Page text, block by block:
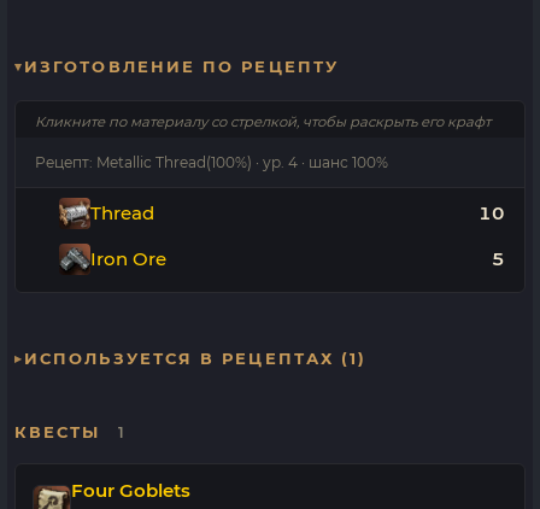
ИЗГОТОВЛЕНИЕ ПО РЕЦЕПТУ
Кликните по материалу со стрелкой, чтобы раскрыть его крафт
Рецепт: Metallic Thread(100%) · ур. 4 · шанс 100%
Thread 10
Iron Ore 5
ИСПОЛЬЗУЕТСЯ В РЕЦЕПТАХ (1)
КВЕСТЫ 1
Four Goblets